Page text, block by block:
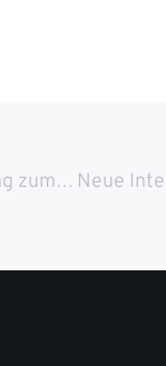
Rechtsberatung zum Steuerstrafrecht